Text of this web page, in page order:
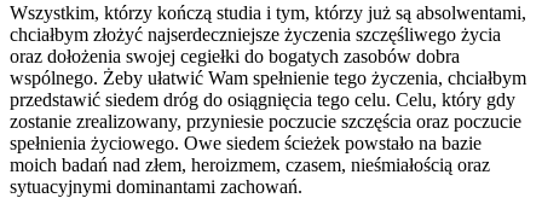
Wszystkim, którzy kończą studia i tym, którzy już są absolwentami,
chciałbym złożyć najserdeczniejsze życzenia szczęśliwego życia
oraz dołożenia swojej cegiełki do bogatych zasobów dobra
wspólnego. Żeby ułatwić Wam spełnienie tego życzenia, chciałbym
przedstawić siedem dróg do osiągnięcia tego celu. Celu, który gdy
zostanie zrealizowany, przyniesie poczucie szczęścia oraz poczucie
spełnienia życiowego. Owe siedem ścieżek powstało na bazie
moich badań nad złem, heroizmem, czasem, nieśmiałością oraz
sytuacyjnymi dominantami zachowań.